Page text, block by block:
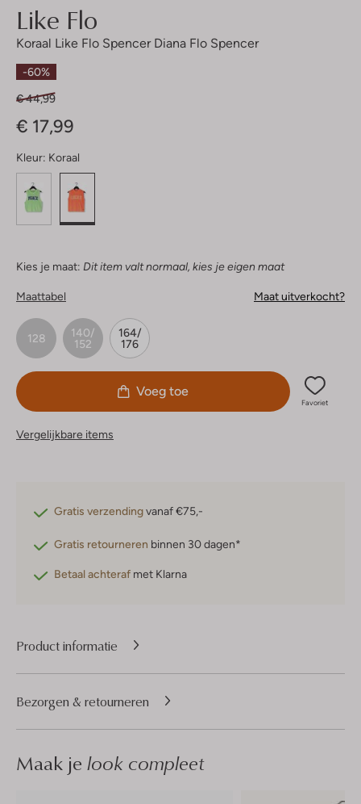
Like Flo
Koraal Like Flo Spencer Diana Flo Spencer
-60%
€ 44,99
€ 17,99
Kleur: Koraal
Kies je maat: Dit item valt normaal, kies je eigen maat
Maattabel Maat uitverkocht?
128
140/
152
164/
176
Voeg toe
Favoriet
Vergelijkbare items
Gratis verzendingvanaf €75,-
Gratis retourneren binnen 30 dagen*
Betaal achteraf met Klarna
Product informatie
Bezorgen & retourneren
Maak je look compleet